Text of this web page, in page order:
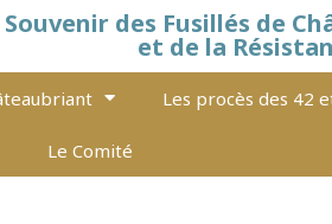
des Fusillés de
et de la
Les procès des 42
Le Comité